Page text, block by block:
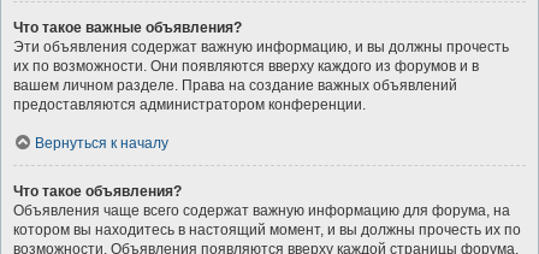
Что такое важные объявления?
Эти объявления содержат важную информацию, и вы должны прочесть
их по возможности. Они появляются вверху каждого из форумов и в
вашем личном разделе. Права на создание важных объявлений
предоставляются администратором конференции.
Вернуться к началу
Что такое объявления?
Объявления чаще всего содержат важную информацию для форума, на
котором вы находитесь в настоящий момент, и вы должны прочесть их по
возможности. Объявления появляются вверху каждой страницы форума,